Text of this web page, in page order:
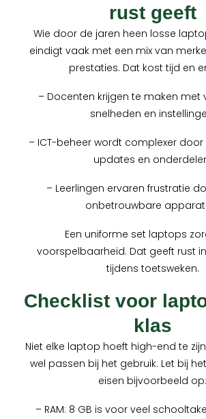
rust geeft
Wie door de jaren heen losse
eindigt vaak met een mix van
prestaties. Dat kost tijd en
– Docenten krijgen te maken met
snelheden en
– ICT-beheer wordt complexer
updates en
– Leerlingen ervaren frustratie
onbetrouwbare
Een uniforme set laptops
voorspelbaarheid. Dat geeft rust
tijdens toetsweken.
Checklist voor
klas
Niet elke laptop hoeft high-end te
wel passen bij het gebruik. Let bij
eisen bijvoorbeeld op:
– RAM: 8 GB is voor veel